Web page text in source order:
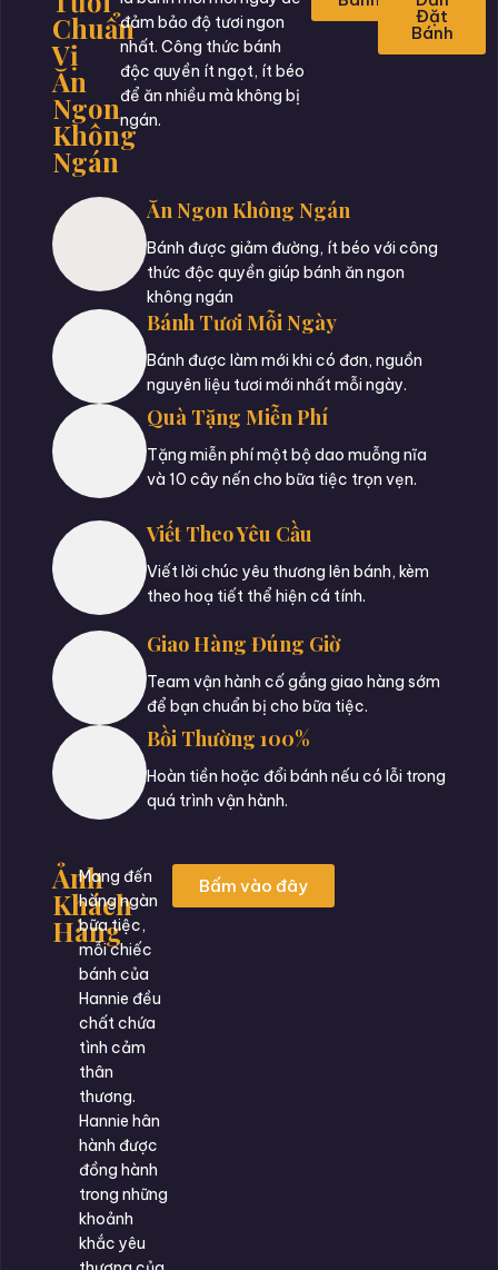
Chuẩn
Vị
Ăn
Ngon
Không
Ngán
đảm bảo độ tươi ngon
nhất. Công thức bánh
độc quyền ít ngọt, ít béo
để ăn nhiều mà không bị
ngán.
Đặt
Bánh
Ăn Ngon Không Ngán
Bánh được giảm đường, ít béo với công
thức độc quyền giúp bánh ăn ngon
không ngán
Bánh Tươi Mỗi Ngày
Bánh được làm mới khi có đơn, nguồn
nguyên liệu tươi mới nhất mỗi ngày.
Quà Tặng Miễn Phí
Tặng miễn phí một bộ dao muỗng nĩa
và 10 cây nến cho bữa tiệc trọn vẹn.
Viết Theo Yêu Cầu
Viết lời chúc yêu thương lên bánh, kèm
theo hoạ tiết thể hiện cá tính.
Giao Hàng Đúng Giờ
Team vận hành cố gắng giao hàng sớm
để bạn chuẩn bị cho bữa tiệc.
Bồi Thường 100%
Hoàn tiền hoặc đổi bánh nếu có lỗi trong
quá trình vận hành.
Ảnh
Khách
Hàng
Mang đến
hàng ngàn
bữa tiệc,
mỗi chiếc
bánh của
Hannie đều
chất chứa
tình cảm
thân
thương.
Hannie hân
hành được
đồng hành
trong những
khoảnh
khắc yêu
Bấm vào đây